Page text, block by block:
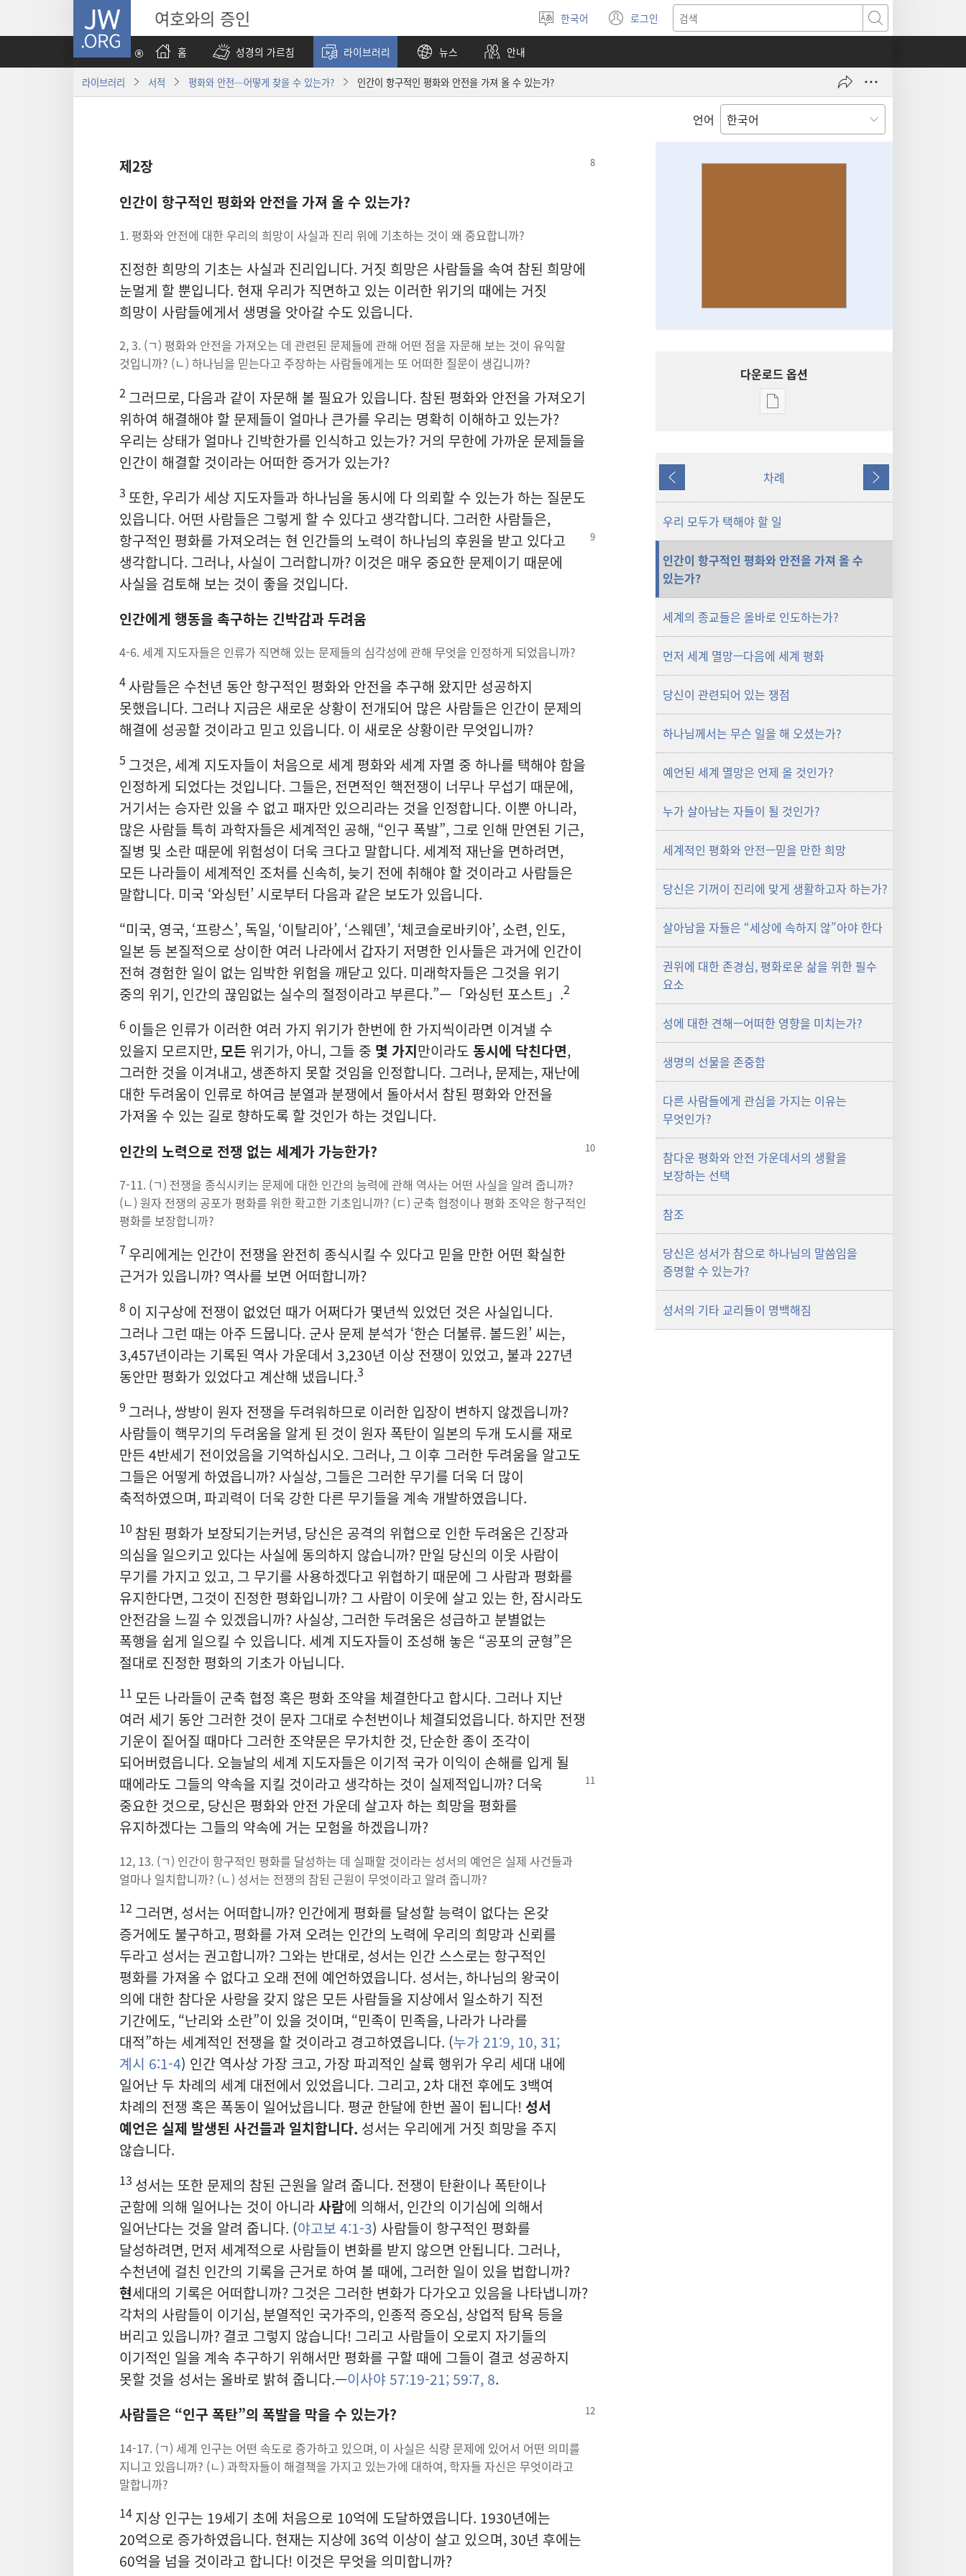
JW.ORG 여호와의 증인
언어
선택
한국어 로그인
(새로운
창
검색
홈
성경의 가르침 라이브러리 뉴스 안내
라이브러리 서적 평화와 안전─어떻게 찾을 수 있는가? 인간이 항구적인 평화와 안전을 가져 올 수 있는가?
언어
제2장
인간이 항구적인 평화와 안전을 가져 올 수 있는가?
1. 평화와 안전에 대한 우리의 희망이 사실과 진리 위에 기초하는 것이 왜 중요합니까?
진정한 희망의 기초는 사실과 진리입니다. 거짓 희망은 사람들을 속여 참된 희망에
눈멀게 할 뿐입니다. 현재 우리가 직면하고 있는 이러한 위기의 때에는 거짓
희망이 사람들에게서 생명을 앗아갈 수도 있읍니다.
2, 3. (ㄱ) 평화와 안전을 가져오는 데 관련된 문제들에 관해 어떤 점을 자문해 보는 것이 유익할
것입니까? (ㄴ) 하나님을 믿는다고 주장하는 사람들에게는 또 어떠한 질문이 생깁니까?
2 그러므로, 다음과 같이 자문해 볼 필요가 있읍니다. 참된 평화와 안전을 가져오기
위하여 해결해야 할 문제들이 얼마나 큰가를 우리는 명확히 이해하고 있는가?
우리는 상태가 얼마나 긴박한가를 인식하고 있는가? 거의 무한에 가까운 문제들을
인간이 해결할 것이라는 어떠한 증거가 있는가?
3 또한, 우리가 세상 지도자들과 하나님을 동시에 다 의뢰할 수 있는가 하는 질문도
있읍니다. 어떤 사람들은 그렇게 할 수 있다고 생각합니다. 그러한 사람들은,
항구적인 평화를 가져오려는 현 인간들의 노력이 하나님의 후원을 받고 있다고
생각합니다. 그러나, 사실이 그러합니까? 이것은 매우 중요한 문제이기 때문에
사실을 검토해 보는 것이 좋을 것입니다.
인간에게 행동을 촉구하는 긴박감과 두려움
4-6. 세계 지도자들은 인류가 직면해 있는 문제들의 심각성에 관해 무엇을 인정하게 되었읍니까?
4 사람들은 수천년 동안 항구적인 평화와 안전을 추구해 왔지만 성공하지
못했읍니다. 그러나 지금은 새로운 상황이 전개되어 많은 사람들은 인간이 문제의
해결에 성공할 것이라고 믿고 있읍니다. 이 새로운 상황이란 무엇입니까?
5 그것은, 세계 지도자들이 처음으로 세계 평화와 세계 자멸 중 하나를 택해야 함을
인정하게 되었다는 것입니다. 그들은, 전면적인 핵전쟁이 너무나 무섭기 때문에,
거기서는 승자란 있을 수 없고 패자만 있으리라는 것을 인정합니다. 이뿐 아니라,
많은 사람들 특히 과학자들은 세계적인 공해, “인구 폭발”, 그로 인해 만연된 기근,
질병 및 소란 때문에 위험성이 더욱 크다고 말합니다. 세계적 재난을 면하려면,
모든 나라들이 세계적인 조처를 신속히, 늦기 전에 취해야 할 것이라고 사람들은
말합니다. 미국 ‘와싱턴’ 시로부터 다음과 같은 보도가 있읍니다.
“미국, 영국, ‘프랑스’, 독일, ‘이탈리아’, ‘스웨덴’, ‘체코슬로바키아’, 소련, 인도,
일본 등 본질적으로 상이한 여러 나라에서 갑자기 저명한 인사들은 과거에 인간이
전혀 경험한 일이 없는 임박한 위험을 깨닫고 있다. 미래학자들은 그것을 위기
중의 위기, 인간의 끊임없는 실수의 절정이라고 부른다.”—「와싱턴 포스트」.2
6 이들은 인류가 이러한 여러 가지 위기가 한번에 한 가지씩이라면 이겨낼 수
있을지 모르지만,모든 위기가, 아니, 그들 중 몇 가지만이라도 동시에 닥친다면,
그러한 것을 이겨내고, 생존하지 못할 것임을 인정합니다. 그러나, 문제는, 재난에
대한 두려움이 인류로 하여금 분열과 분쟁에서 돌아서서 참된 평화와 안전을
가져올 수 있는 길로 향하도록 할 것인가 하는 것입니다.
인간의 노력으로 전쟁 없는 세계가 가능한가?
7-11. (ㄱ) 전쟁을 종식시키는 문제에 대한 인간의 능력에 관해 역사는 어떤 사실을 알려 줍니까?
(ㄴ) 원자 전쟁의 공포가 평화를 위한 확고한 기초입니까? (ㄷ) 군축 협정이나 평화 조약은 항구적인
평화를 보장합니까?
7 우리에게는 인간이 전쟁을 완전히 종식시킬 수 있다고 믿을 만한 어떤 확실한
근거가 있읍니까? 역사를 보면 어떠합니까?
8 이 지구상에 전쟁이 없었던 때가 어쩌다가 몇년씩 있었던 것은 사실입니다.
그러나 그런 때는 아주 드뭅니다. 군사 문제 분석가 ‘한슨 더불류. 볼드윈’ 씨는,
3,457년이라는 기록된 역사 가운데서 3,230년 이상 전쟁이 있었고, 불과 227년
동안만 평화가 있었다고 계산해 냈읍니다.3
9 그러나, 쌍방이 원자 전쟁을 두려워하므로 이러한 입장이 변하지 않겠읍니까?
사람들이 핵무기의 두려움을 알게 된 것이 원자 폭탄이 일본의 두개 도시를 재로
만든 4반세기 전이었음을 기억하십시오. 그러나, 그 이후 그러한 두려움을 알고도
그들은 어떻게 하였읍니까? 사실상, 그들은 그러한 무기를 더욱 더 많이
축적하였으며, 파괴력이 더욱 강한 다른 무기들을 계속 개발하였읍니다.
10 참된 평화가 보장되기는커녕, 당신은 공격의 위협으로 인한 두려움은 긴장과
의심을 일으키고 있다는 사실에 동의하지 않습니까? 만일 당신의 이웃 사람이
무기를 가지고 있고, 그 무기를 사용하겠다고 위협하기 때문에 그 사람과 평화를
유지한다면, 그것이 진정한 평화입니까? 그 사람이 이웃에 살고 있는 한, 잠시라도
안전감을 느낄 수 있겠읍니까? 사실상, 그러한 두려움은 성급하고 분별없는
폭행을 쉽게 일으킬 수 있읍니다. 세계 지도자들이 조성해 놓은 “공포의 균형”은
절대로 진정한 평화의 기초가 아닙니다.
11 모든 나라들이 군축 협정 혹은 평화 조약을 체결한다고 합시다. 그러나 지난
여러 세기 동안 그러한 것이 문자 그대로 수천번이나 체결되었읍니다. 하지만 전쟁
기운이 짙어질 때마다 그러한 조약문은 무가치한 것, 단순한 종이 조각이
되어버렸읍니다. 오늘날의 세계 지도자들은 이기적 국가 이익이 손해를 입게 될
때에라도 그들의 약속을 지킬 것이라고 생각하는 것이 실제적입니까? 더욱
중요한 것으로, 당신은 평화와 안전 가운데 살고자 하는 희망을 평화를
유지하겠다는 그들의 약속에 거는 모험을 하겠읍니까?
12, 13. (ㄱ) 인간이 항구적인 평화를 달성하는 데 실패할 것이라는 성서의 예언은 실제 사건들과
얼마나 일치합니까? (ㄴ) 성서는 전쟁의 참된 근원이 무엇이라고 알려 줍니까?
12 그러면, 성서는 어떠합니까? 인간에게 평화를 달성할 능력이 없다는 온갖
증거에도 불구하고, 평화를 가져 오려는 인간의 노력에 우리의 희망과 신뢰를
두라고 성서는 권고합니까? 그와는 반대로, 성서는 인간 스스로는 항구적인
평화를 가져올 수 없다고 오래 전에 예언하였읍니다. 성서는, 하나님의 왕국이
의에 대한 참다운 사랑을 갖지 않은 모든 사람들을 지상에서 일소하기 직전
기간에도, “난리와 소란”이 있을 것이며, “민족이 민족을, 나라가 나라를
대적”하는 세계적인 전쟁을 할 것이라고 경고하였읍니다. (누가 21:9, 10, 31;
계시 6:1-4) 인간 역사상 가장 크고, 가장 파괴적인 살륙 행위가 우리 세대 내에
일어난 두 차례의 세계 대전에서 있었읍니다. 그리고, 2차 대전 후에도 3백여
차례의 전쟁 혹은 폭동이 일어났읍니다. 평균 한달에 한번 꼴이 됩니다! 성서
예언은 실제 발생된 사건들과 일치합니다. 성서는 우리에게 거짓 희망을 주지
않습니다.
13 성서는 또한 문제의 참된 근원을 알려 줍니다. 전쟁이 탄환이나 폭탄이나
군함에 의해 일어나는 것이 아니라사람에 의해서, 인간의 이기심에 의해서
일어난다는 것을 알려 줍니다. (야고보 4:1-3) 사람들이 항구적인 평화를
달성하려면, 먼저 세계적으로 사람들이 변화를 받지 않으면 안됩니다. 그러나,
수천년에 걸친 인간의 기록을 근거로 하여 볼 때에, 그러한 일이 있을 법합니까?
현세대의 기록은 어떠합니까? 그것은 그러한 변화가 다가오고 있음을 나타냅니까?
각처의 사람들이 이기심, 분열적인 국가주의, 인종적 증오심, 상업적 탐욕 등을
버리고 있읍니까? 결코 그렇지 않습니다! 그리고 사람들이 오로지 자기들의
이기적인 일을 계속 추구하기 위해서만 평화를 구할 때에 그들이 결코 성공하지
못할 것을 성서는 올바로 밝혀 줍니다.—이사야 57:19-21;59:7, 8.
사람들은 “인구 폭탄”의 폭발을 막을 수 있는가?
14-17. (ㄱ) 세계 인구는 어떤 속도로 증가하고 있으며, 이 사실은 식량 문제에 있어서 어떤 의미를
지니고 있읍니까? (ㄴ) 과학자들이 해결책을 가지고 있는가에 대하여, 학자들 자신은 무엇이라고
말합니까?
14 지상 인구는 19세기 초에 처음으로 10억에 도달하였읍니다. 1930년에는
20억으로 증가하였읍니다. 현재는 지상에 36억 이상이 살고 있으며, 30년 후에는
60억을 넘을 것이라고 합니다! 이것은 무엇을 의미합니까?
다운로드 옵션
출판물
안전
─
어떻게
수
있는가?
이전 차례 다음
우리 모두가 택해야 할 일
인간이 항구적인 평화와 안전을 가져 올 수
있는가?
세계의 종교들은 올바로 인도하는가?
먼저 세계 멸망—다음에 세계 평화
당신이 관련되어 있는 쟁점
하나님께서는 무슨 일을 해 오셨는가?
예언된 세계 멸망은 언제 올 것인가?
누가 살아남는 자들이 될 것인가?
세계적인 평화와 안전—믿을 만한 희망
당신은 기꺼이 진리에 맞게 생활하고자 하는가?
살아남을 자들은 “세상에 속하지 않”아야 한다
권위에 대한 존경심, 평화로운 삶을 위한 필수
요소
성에 대한 견해—어떠한 영향을 미치는가?
생명의 선물을 존중함
다른 사람들에게 관심을 가지는 이유는
무엇인가?
참다운 평화와 안전 가운데서의 생활을
보장하는 선택
참조
당신은 성서가 참으로 하나님의 말씀임을
증명할 수 있는가?
성서의 기타 교리들이 명백해짐